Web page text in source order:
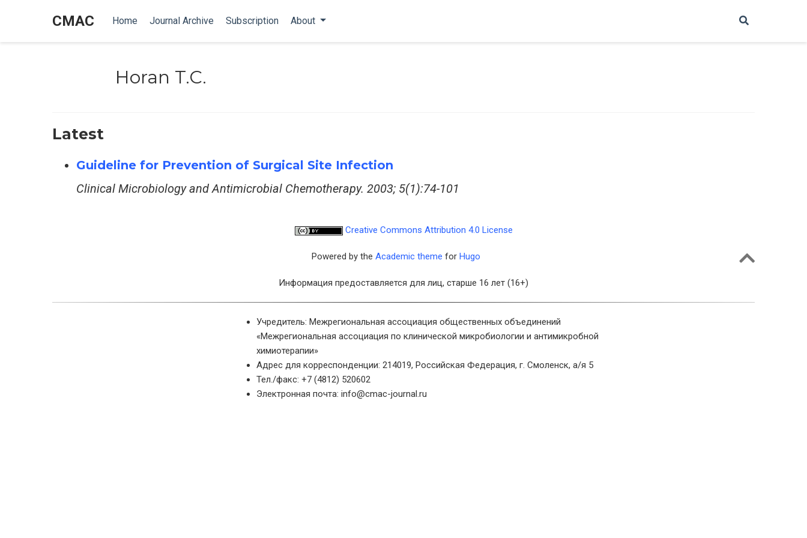
CMAC Home Journal Archive Subscription About
Horan T.C.
Latest
Guideline for Prevention of Surgical Site Infection
Clinical Microbiology and Antimicrobial Chemotherapy. 2003; 5(1):74-101
Creative Commons Attribution 4.0 License
Powered by the Academic theme for Hugo
Информация предоставляется для лиц, старше 16 лет (16+)
Учредитель: Межрегиональная ассоциация общественных объединений
«Межрегиональная ассоциация по клинической микробиологии и антимикробной
химиотерапии»
Адрес для корреспонденции: 214019, Российская Федерация, г. Смоленск, а/я 5
Тел./факс: +7 (4812) 520602
Электронная почта: info@cmac-journal.ru